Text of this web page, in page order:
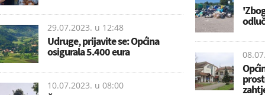
29.07.2023. u 12:48
Udruge, prijavite se: Općina
osigurala 5.400 eura
10.07.2023. u 08:00